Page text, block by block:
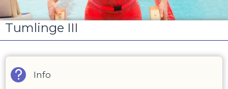
Tumlinge III
Info